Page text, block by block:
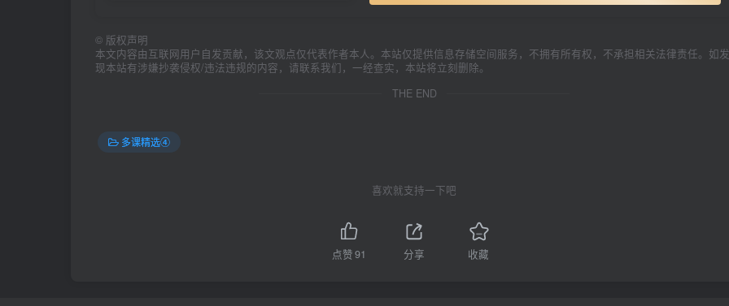
© 版权声明
本文内容由互联网用户自发贡献，该文观点仅代表作者本人。本站仅提供信息存储空间服务，不拥有所有权，不承担相关法律责任。如发
现本站有涉嫌抄袭侵权/违法违规的内容，请联系我们，一经查实，本站将立刻删除。
THE END
多课精选④
喜欢就支持一下吧
点赞91 分享 收藏